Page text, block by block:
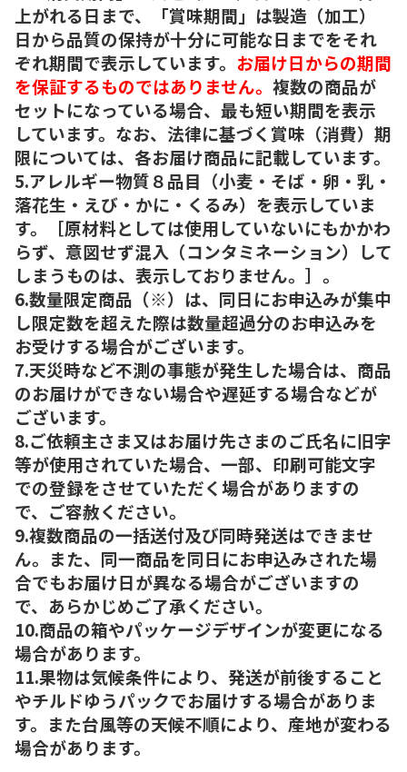
上がれる日まで、「賞味期間」は製造（加工）
日から品質の保持が十分に可能な日までをそれ
ぞれ期間で表示しています。 お届け日からの期間
を保証するものではありません。 複数の商品が
セットになっている場合、最も短い期間を表示
しています。なお、法律に基づく賞味（消費）期
限については、各お届け商品に記載しています。
5.アレルギー物質８品目（小麦・そば・卵・乳・
落花生・えび・かに・くるみ）を表示していま
す。［原材料としては使用していないにもかかわ
らず、意図せず混入（コンタミネーション）して
しまうものは、表示しておりません。］。
6.数量限定商品（※）は、同日にお申込みが集中
し限定数を超えた際は数量超過分のお申込みを
お受けする場合がございます。
7.天災時など不測の事態が発生した場合は、商品
のお届けができない場合や遅延する場合などが
ございます。
8.ご依頼主さま又はお届け先さまのご氏名に旧字
等が使用されていた場合、一部、印刷可能文字
での登録をさせていただく場合がありますの
で、ご容赦ください。
9.複数商品の一括送付及び同時発送はできませ
ん。また、同一商品を同日にお申込みされた場
合でもお届け日が異なる場合がございますの
で、あらかじめご了承ください。
10.商品の箱やパッケージデザインが変更になる
場合があります。
11.果物は気候条件により、発送が前後すること
やチルドゆうパックでお届けする場合がありま
す。また台風等の天候不順により、産地が変わる
場合があります。